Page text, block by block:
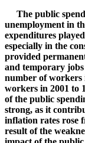
The public
unemployment in
expenditures
especially in the
provided
and temporary jobs
number of workers
workers in 2001 to
of the public
strong, as it
inflation rates rose
result of the